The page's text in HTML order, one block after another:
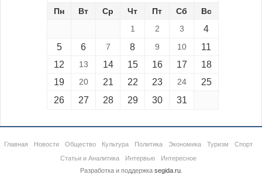
Пн Вт Ср Чт Пт Сб
Вс
1
2 3
4
5
6 7 8 9 10
11
12
13 14 15 16 17
18
19
20 21 22 23 24
25
26
27 28 29 30 31
Главная Новости Общество Культура Политика Экономика Туризм
Спорт
Статьи и Аналитика
Интервью
Интересное
Разработка и поддержка segida.ru.